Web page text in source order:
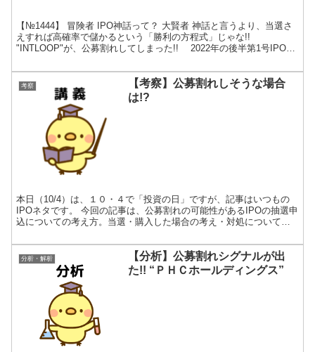
【№1444】 冒険者 IPO神話って？ 大賢者 神話と言うより、当選さ
えすれば高確率で儲かるという「勝利の方程式」じゃな!!
"INTLOOP"が、公募割れしてしまった!! 2022年の後半第1号IPOと
考察
【考察】公募割れしそうな場合
は!?
本日（10/4）は、１０・４で「投資の日」ですが、記事はいつもの
IPOネタです。 今回の記事は、公募割れの可能性があるIPOの抽選申
込についての考え方。当選・購入した場合の考え・対処について、
分析・解析
【分析】公募割れシグナルが出
た!! “ＰＨＣホールディングス”